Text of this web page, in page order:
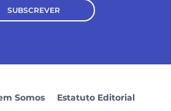
SUBSCREVER
Somos
Estatuto Editorial